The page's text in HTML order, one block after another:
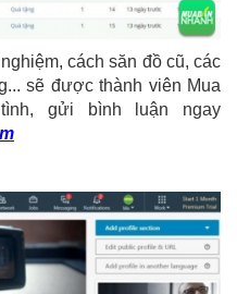
cách săn đồ cũ, các
sẽ được thành viên Mua
gửi bình luận ngay